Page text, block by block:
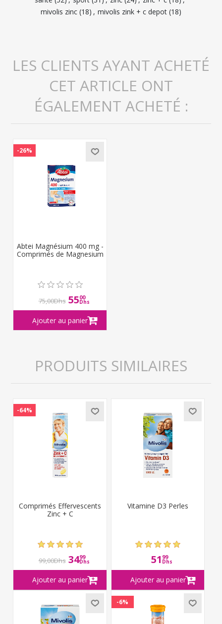
mivolis zinc (18) , mivolis zink + c depot (18)
LES CLIENTS AYANT ACHETÉ
CET ARTICLE ONT
ÉGALEMENT ACHETÉ :
-26%
Abtei Magnésium 400 mg -
Comprimés de Magnesium
75,00Dhs 5500
Dhs
PRODUITS SIMILAIRES
-64%
Comprimés Effervescents
Zinc + C
99,00Dhs 3499
Dhs
Vitamine D3 Perles
51 99
Dhs
-6%